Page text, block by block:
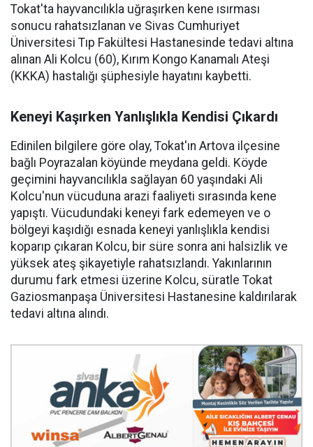
Tokat'ta hayvancılıkla uğraşırken kene ısırması
sonucu rahatsızlanan ve Sivas Cumhuriyet
Üniversitesi Tıp Fakültesi Hastanesinde tedavi altına
alınan Ali Kolcu (60), Kırım Kongo Kanamalı Ateşi
(KKKA) hastalığı şüphesiyle hayatını kaybetti.
Keneyi Kaşırken Yanlışlıkla Kendisi Çıkardı
Edinilen bilgilere göre olay, Tokat'ın Artova ilçesine
bağlı Poyrazalan köyünde meydana geldi. Köyde
geçimini hayvancılıkla sağlayan 60 yaşındaki Ali
Kolcu'nun vücuduna arazi faaliyeti sırasında kene
yapıştı. Vücudundaki keneyi fark edemeyen ve o
bölgeyi kaşıdığı esnada keneyi yanlışlıkla kendisi
koparıp çıkaran Kolcu, bir süre sonra ani halsizlik ve
yüksek ateş şikayetiyle rahatsızlandı. Yakınlarının
durumu fark etmesi üzerine Kolcu, süratle Tokat
Gaziosmanpaşa Üniversitesi Hastanesine kaldırılarak
tedavi altına alındı.